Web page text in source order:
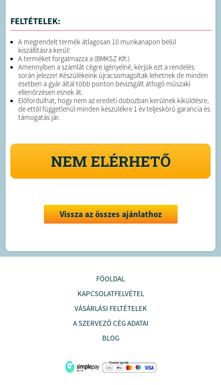
FELTÉTELEK:
A megrendelt termék átlagosan 10 munkanapon belül
kiszállításra kerül!
A terméket forgalmazza a (BMKSZ Kft.)
Amennyiben a számlát cégre igényelné, kérjük ezt a rendelés
során jelezze! Készülékeink újracsomagoltak lehetnek de minden
esetben a gyár által több ponton bevizsgált átfogó műszaki
ellenőrzésen esnek át.
Előfordulhat, hogy nem az eredeti dobozban kerülnek kiküldésre,
de ettől függetlenül minden készülékre 1 év teljeskörű garancia és
támogatás jár.
NEM ELÉRHETŐ
Vissza az összes ajánlathoz
FŐOLDAL
KAPCSOLATFELVÉTEL
VÁSÁRLÁSI FELTÉTELEK
A SZERVEZŐ CÉG ADATAI
BLOG